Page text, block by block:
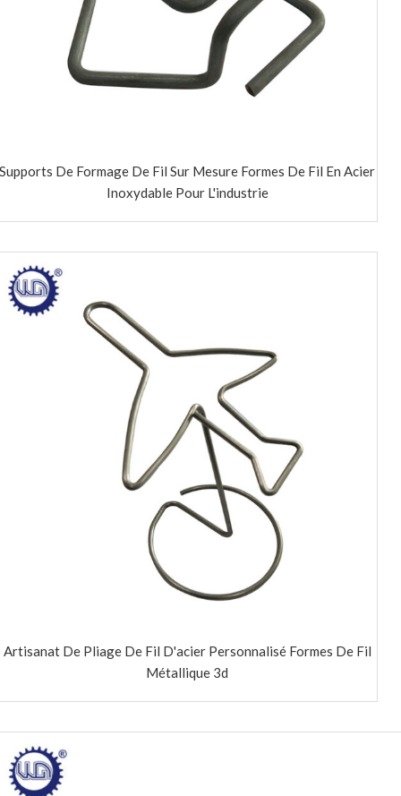
Supports De Formage De Fil Sur Mesure Formes De Fil En Acier
Inoxydable Pour L'industrie
Artisanat De Pliage De Fil D'acier Personnalisé Formes De Fil
Métallique 3d